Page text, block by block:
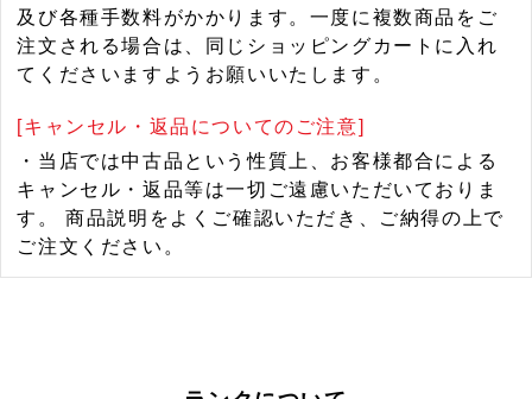
及び各種手数料がかかります。一度に複数商品をご
注文される場合は、同じショッピングカートに入れ
てくださいますようお願いいたします。
[キャンセル・返品についてのご注意]
・当店では中古品という性質上、お客様都合による
キャンセル・返品等は一切ご遠慮いただいておりま
す。 商品説明をよくご確認いただき、ご納得の上で
ご注文ください。